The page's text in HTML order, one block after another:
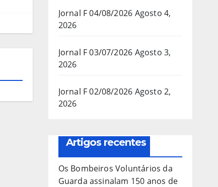
Jornal F 04/08/2026 Agosto 4,
2026
Jornal F 03/07/2026 Agosto 3,
2026
Jornal F 02/08/2026 Agosto 2,
2026
Artigos recentes
Os Bombeiros Voluntários da
Guarda assinalam 150 anos de